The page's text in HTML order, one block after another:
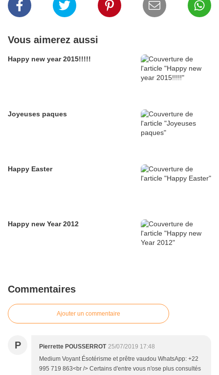
Vous aimerez aussi
Happy new year 2015!!!!!
Joyeuses paques
Happy Easter
Happy new Year 2012
Commentaires
Ajouter un commentaire
P Pierrette POUSSERROT 25/07/2019 17:48
Medium Voyant Ésotérisme et prêtre vaudou WhatsApp: +22
995 719 863<br /> Certains d'entre vous n'ose plus consultés